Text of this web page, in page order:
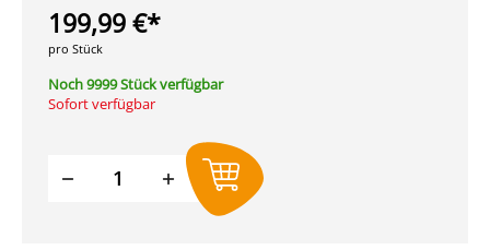
199,99 €*
pro Stück
Noch 9999 Stück verfügbar
Sofort verfügbar
Produkt Anzahl: Gib den